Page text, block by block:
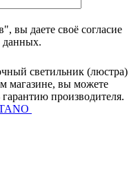
вы даете своё согласие
данных.
светильник (люстра)
магазине, вы можете
производителя.